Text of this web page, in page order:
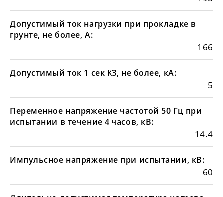
Допустимый ток нагрузки при прокладке в
грунте, не более, А:
166
Допустимый ток 1 сек КЗ, не более, кА:
5
Переменное напряжение частотой 50 Гц при
испытании в течение 4 часов, кВ:
14.4
Импульсное напряжение при испытании, кВ:
60